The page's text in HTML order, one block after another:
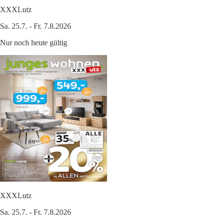
XXXLutz
Sa. 25.7. - Fr. 7.8.2026
Nur noch heute gültig
XXXLutz
Sa. 25.7. - Fr. 7.8.2026